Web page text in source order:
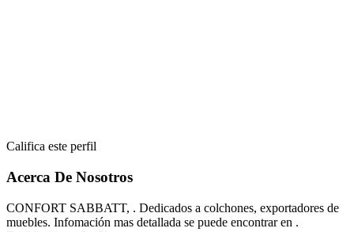
Califica este perfil
Acerca De Nosotros
CONFORT SABBATT, . Dedicados a colchones, exportadores de
muebles. Infomación mas detallada se puede encontrar en .